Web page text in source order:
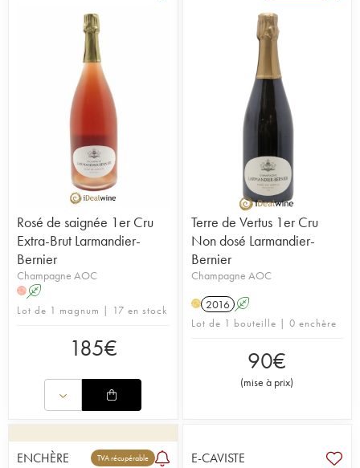
Rosé de saignée 1er Cru
Extra-Brut Larmandier-
Bernier
Champagne AOC
H A
Lot de 1 magnum | 17 en stock
185€
Terre de Vertus 1er Cru
Non dosé Larmandier-
Bernier
Champagne AOC
H 2016 A
Lot de 1 bouteille | 0 enchère
90€
(mise à prix)
ENCHÈRE TVA récupérable E-CAVISTE